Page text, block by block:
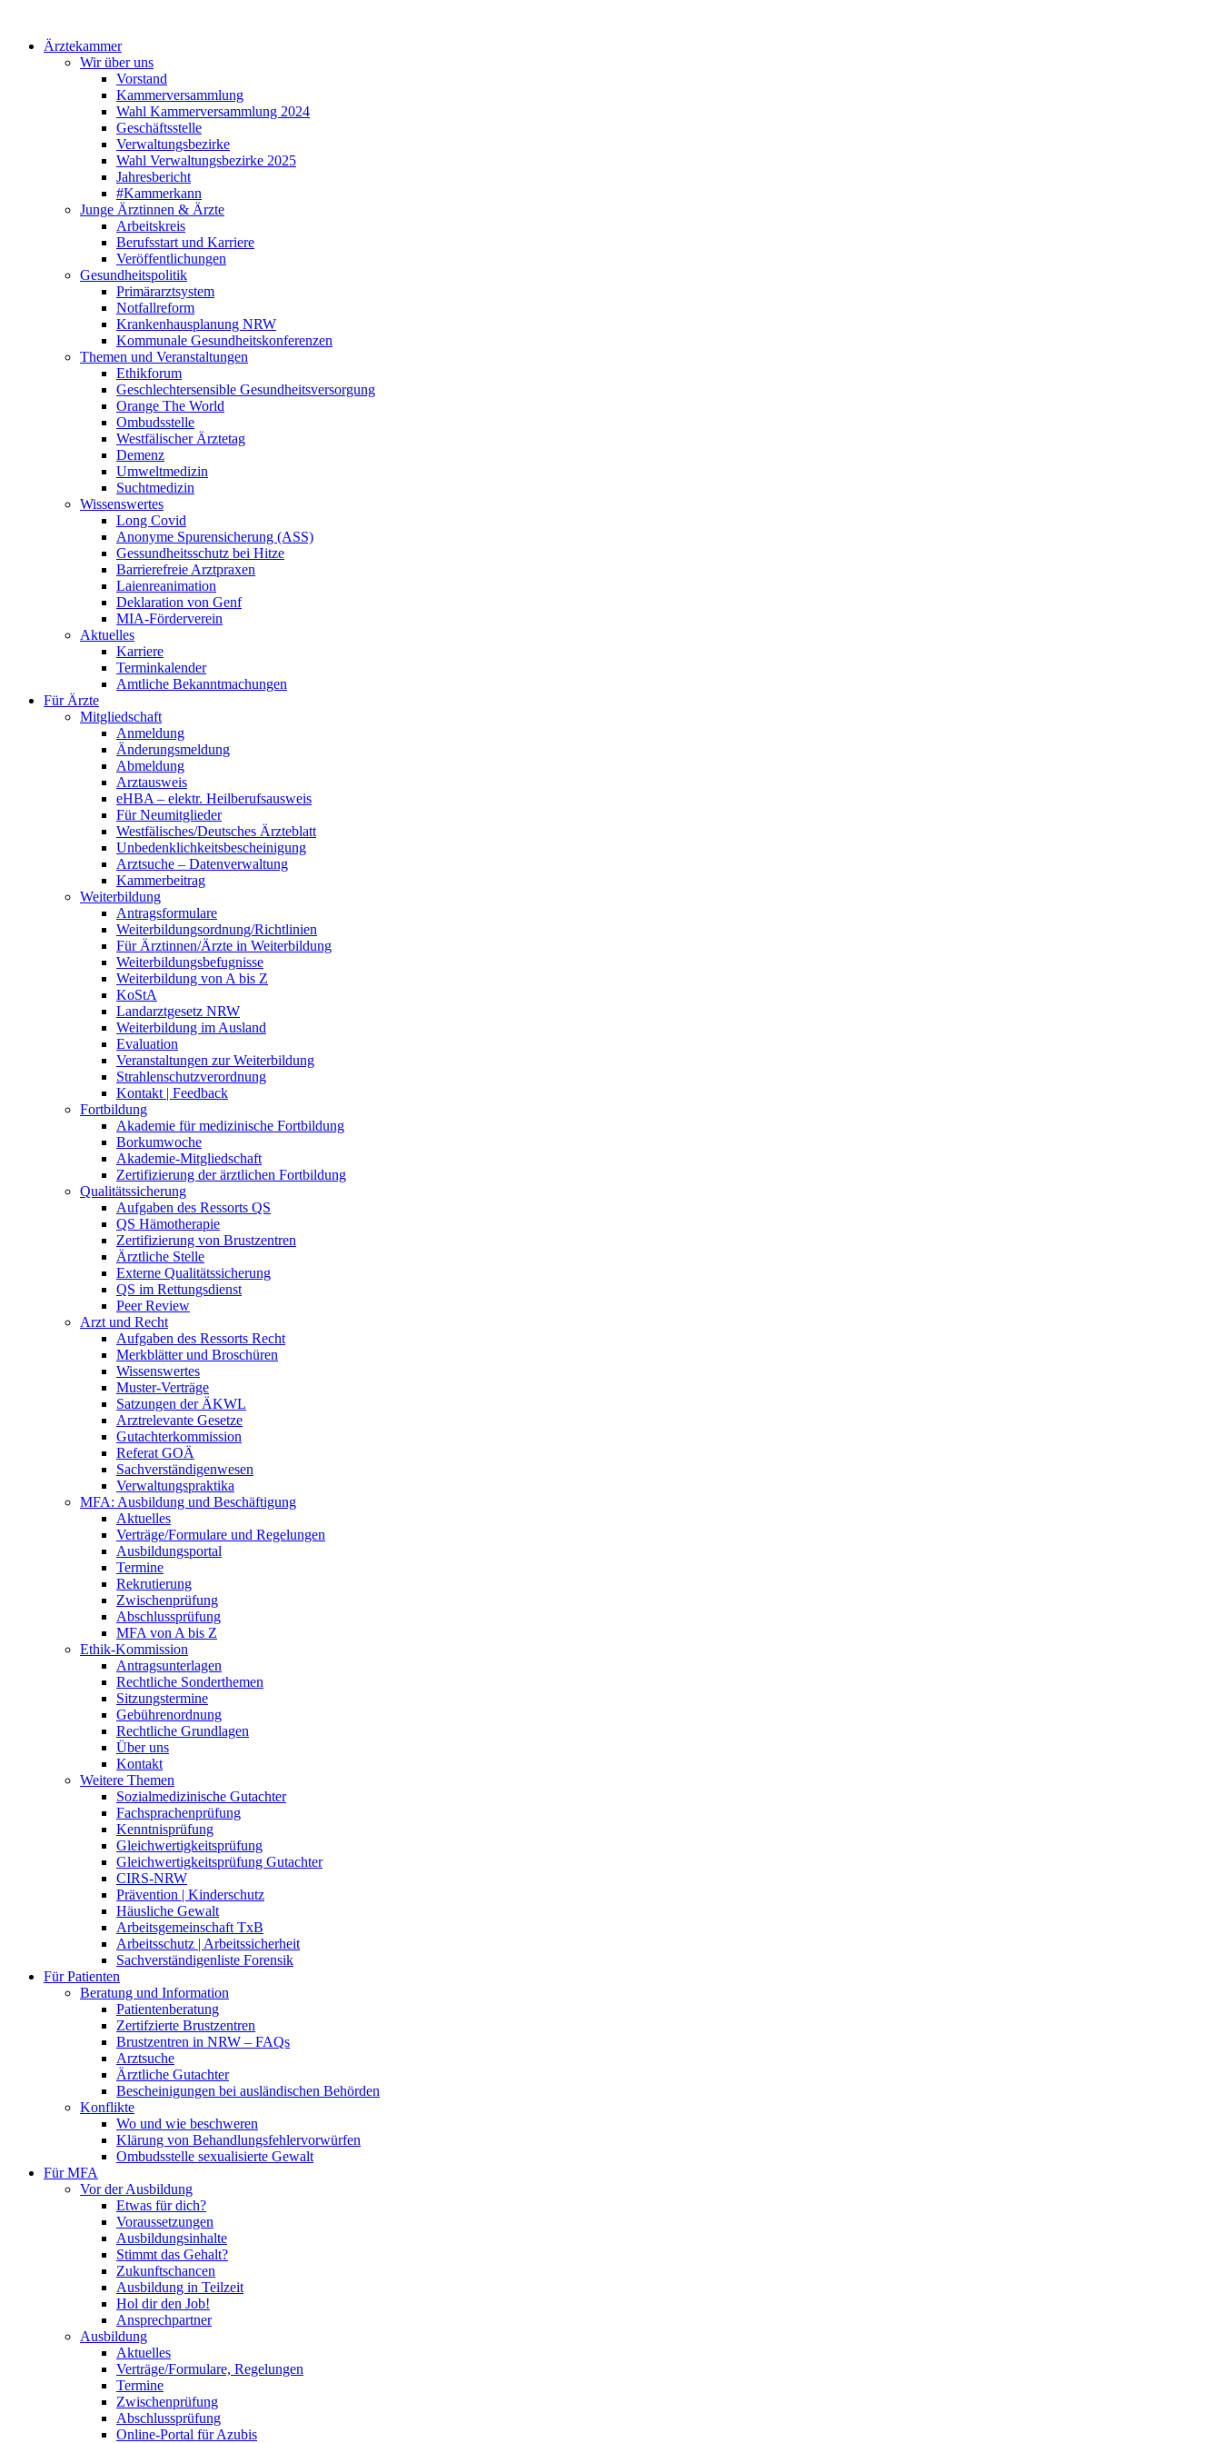
Ärztekammer
Wir über uns
Vorstand
Kammerversammlung
Wahl Kammerversammlung 2024
Geschäftsstelle
Verwaltungsbezirke
Wahl Verwaltungsbezirke 2025
Jahresbericht
#Kammerkann
Junge Ärztinnen & Ärzte
Arbeitskreis
Berufsstart und Karriere
Veröffentlichungen
Gesundheitspolitik
Primärarztsystem
Notfallreform
Krankenhausplanung NRW
Kommunale Gesundheitskonferenzen
Themen und Veranstaltungen
Ethikforum
Geschlechtersensible Gesundheitsversorgung
Orange The World
Ombudsstelle
Westfälischer Ärztetag
Demenz
Umweltmedizin
Suchtmedizin
Wissenswertes
Long Covid
Anonyme Spurensicherung (ASS)
Gessundheitsschutz bei Hitze
Barrierefreie Arztpraxen
Laienreanimation
Deklaration von Genf
MIA-Förderverein
Aktuelles
Karriere
Terminkalender
Amtliche Bekanntmachungen
Für Ärzte
Mitgliedschaft
Anmeldung
Änderungsmeldung
Abmeldung
Arztausweis
eHBA – elektr. Heilberufsausweis
Für Neumitglieder
Westfälisches/Deutsches Ärzteblatt
Unbedenklichkeitsbescheinigung
Arztsuche – Datenverwaltung
Kammerbeitrag
Weiterbildung
Antragsformulare
Weiterbildungsordnung/Richtlinien
Für Ärztinnen/Ärzte in Weiterbildung
Weiterbildungsbefugnisse
Weiterbildung von A bis Z
KoStA
Landarztgesetz NRW
Weiterbildung im Ausland
Evaluation
Veranstaltungen zur Weiterbildung
Strahlenschutzverordnung
Kontakt | Feedback
Fortbildung
Akademie für medizinische Fortbildung
Borkumwoche
Akademie-Mitgliedschaft
Zertifizierung der ärztlichen Fortbildung
Qualitätssicherung
Aufgaben des Ressorts QS
QS Hämotherapie
Zertifizierung von Brustzentren
Ärztliche Stelle
Externe Qualitätssicherung
QS im Rettungsdienst
Peer Review
Arzt und Recht
Aufgaben des Ressorts Recht
Merkblätter und Broschüren
Wissenswertes
Muster-Verträge
Satzungen der ÄKWL
Arztrelevante Gesetze
Gutachterkommission
Referat GOÄ
Sachverständigenwesen
Verwaltungspraktika
MFA: Ausbildung und Beschäftigung
Aktuelles
Verträge/Formulare und Regelungen
Ausbildungsportal
Termine
Rekrutierung
Zwischenprüfung
Abschlussprüfung
MFA von A bis Z
Ethik-Kommission
Antragsunterlagen
Rechtliche Sonderthemen
Sitzungstermine
Gebührenordnung
Rechtliche Grundlagen
Über uns
Kontakt
Weitere Themen
Sozialmedizinische Gutachter
Fachsprachenprüfung
Kenntnisprüfung
Gleichwertigkeitsprüfung
Gleichwertigkeitsprüfung Gutachter
CIRS-NRW
Prävention | Kinderschutz
Häusliche Gewalt
Arbeitsgemeinschaft TxB
Arbeitsschutz | Arbeitssicherheit
Sachverständigenliste Forensik
Für Patienten
Beratung und Information
Patientenberatung
Zertifzierte Brustzentren
Brustzentren in NRW – FAQs
Arztsuche
Ärztliche Gutachter
Bescheinigungen bei ausländischen Behörden
Konflikte
Wo und wie beschweren
Klärung von Behandlungsfehlervorwürfen
Ombudsstelle sexualisierte Gewalt
Für MFA
Vor der Ausbildung
Etwas für dich?
Voraussetzungen
Ausbildungsinhalte
Stimmt das Gehalt?
Zukunftschancen
Ausbildung in Teilzeit
Hol dir den Job!
Ansprechpartner
Ausbildung
Aktuelles
Verträge/Formulare, Regelungen
Termine
Zwischenprüfung
Abschlussprüfung
Online-Portal für Azubis